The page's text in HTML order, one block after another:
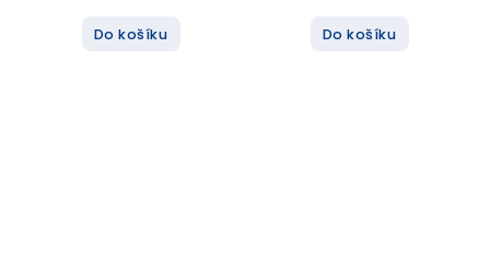
Do košíku Do košíku